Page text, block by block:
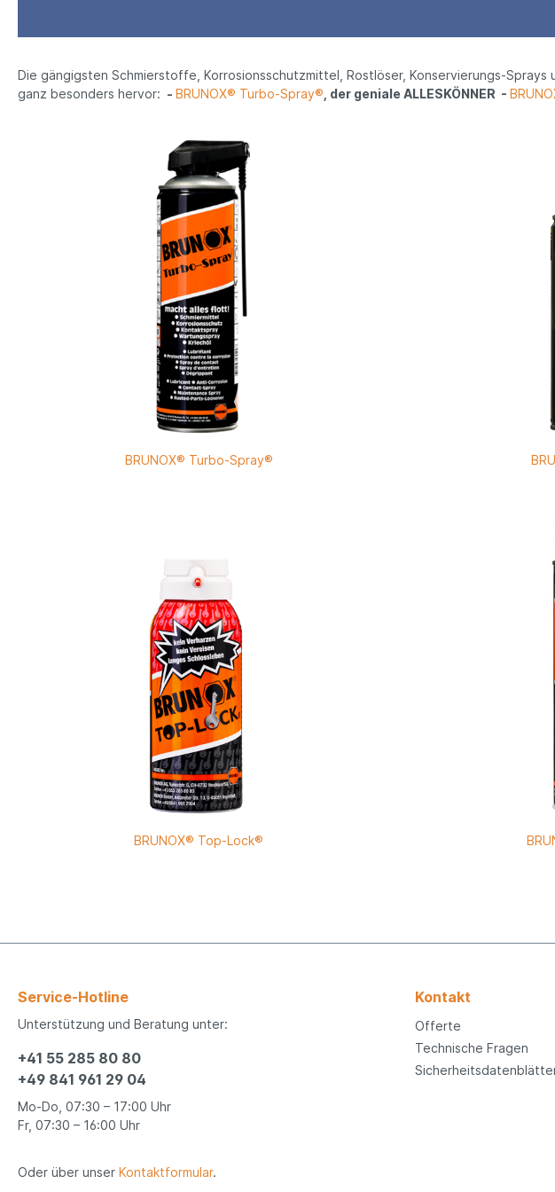
BRUNOX® BIKE-WASHER BRUNOX® Top-Kett®
Die gängigsten Schmierstoffe, Korrosionsschutzmittel, Rostlöser, Konservierungs-
ganz besonders hervor: - BRUNOX® Turbo-Spray® , der geniale ALLESKÖNNER -
BRUNOX® Turbo-Spray®
BRUNOX® Top-Lock®
Service-Hotline
Unterstützung und Beratung unter:
+41 55 285 80 80
+49 841 961 29 04
Mo-Do, 07:30 – 17:00 Uhr
Fr, 07:30 – 16:00 Uhr
Oder über unser Kontaktformular.
Kontakt
Offerte
Technische Fragen